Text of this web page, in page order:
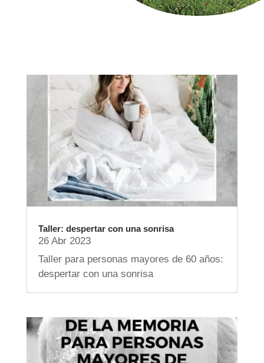
Taller: despertar con una sonrisa
26 Abr 2023
Taller para personas mayores de 60 años:
despertar con una sonrisa